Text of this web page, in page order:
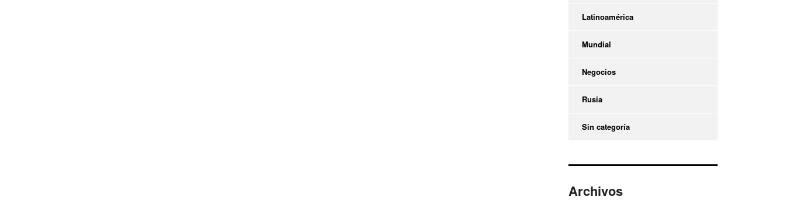
Latinoamérica
Mundial
Negocios
Rusia
Sin categoría
Archivos